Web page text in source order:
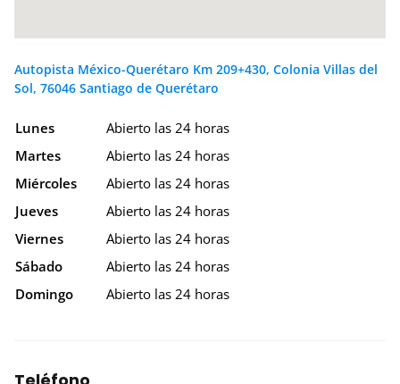
Autopista México-Querétaro Km 209+430, Colonia Villas del
Sol, 76046 Santiago de Querétaro
Lunes
Abierto las 24 horas
Martes
Abierto las 24 horas
Miércoles
Abierto las 24 horas
Jueves
Abierto las 24 horas
Viernes
Abierto las 24 horas
Sábado
Abierto las 24 horas
Domingo
Abierto las 24 horas